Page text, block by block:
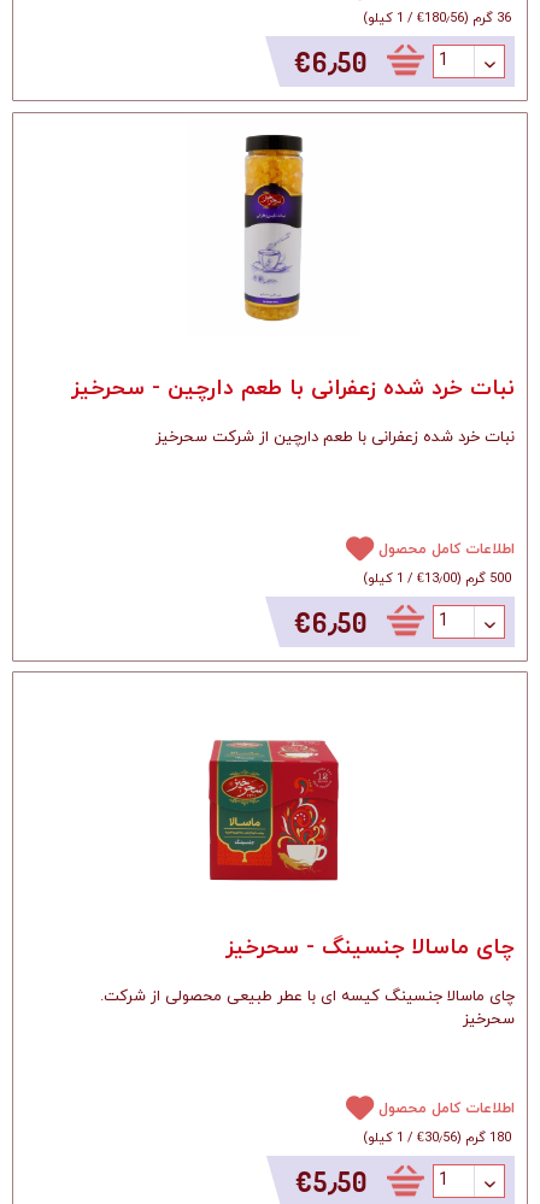
36 گرم
(‎€180٫56 / 1 کیلو )
‎€6٫50
نبات خرد شده زعفرانی با طعم دارچین - سحرخیز
نبات خرد شده زعفرانی با طعم دارچین از شرکت سحرخیز
اطلاعات کامل محصول
500 گرم
(‎€13٫00 / 1 کیلو )
‎€6٫50
چای ماسالا جنسینگ - سحرخیز
.چای ماسالا جنسینگ کیسه ای با عطر طبیعی محصولی از شرکت
سحرخیز
اطلاعات کامل محصول
180 گرم
(‎€30٫56 / 1 کیلو )
‎€5٫50